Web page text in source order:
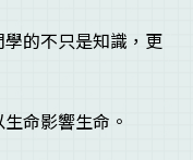
的不只是知識，更
命影響生命。